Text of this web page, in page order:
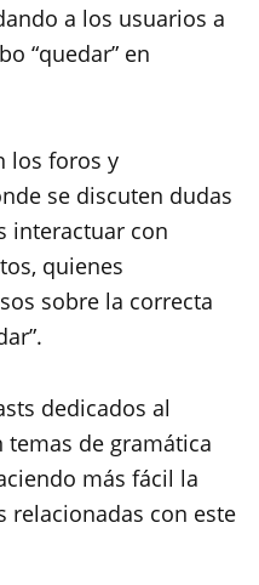
a los usuarios a
“quedar” en
los foros y
se discuten dudas
interactuar con
quienes
sobre la correcta
dedicados al
de gramática
más fácil la
relacionadas con este